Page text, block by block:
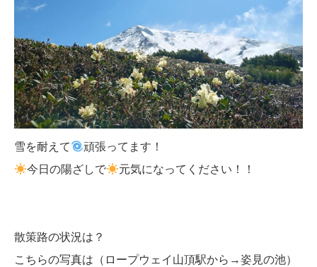
雪を耐えて
頑張ってます！
今日の陽ざしで
元気になってください！！
散策路の状況は？
こちらの写真は（ロープウェイ山頂駅から→姿見の池）